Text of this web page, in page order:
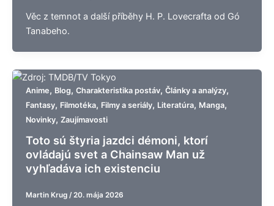
Věc z temnot a další příběhy H. P. Lovecrafta od Gó
Tanabeho.
Anime, Blog, Charakteristika postáv, Články a analýzy,
Fantasy, Filmotéka, Filmy a seriály, Literatúra, Manga,
Novinky, Zaujímavosti
Toto sú štyria jazdci démoni, ktorí
ovládajú svet a Chainsaw Man už
vyhľadáva ich existenciu
Martin Krug / 20. mája 2026